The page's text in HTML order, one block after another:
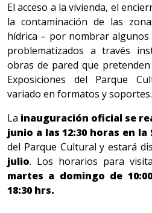
El acceso a la vivienda, el
la contaminación de las
hídrica – por nombrar
problematizados a través
obras de pared que
Exposiciones del Parque
variado en formatos y soportes.
La inauguración oficial se
junio a las 12:30 horas en
del Parque Cultural y estará
julio. Los horarios para
martes a domingo de
18:30 hrs.